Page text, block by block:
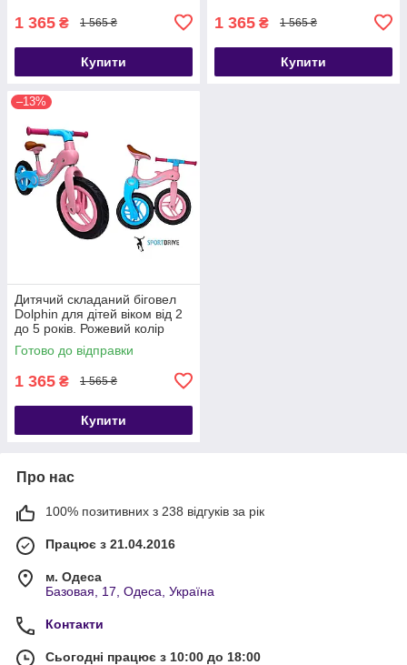
1 365 ₴ 1 565 ₴
Купити
1 365 ₴ 1 565 ₴
Купити
–13%
Дитячий складаний біговел
Dolphin для дітей віком від 2
до 5 років. Рожевий колір
Готово до відправки
1 365 ₴ 1 565 ₴
Купити
Про нас
100% позитивних з 238 відгуків за рік
Працює з 21.04.2016
м. Одеса
Базовая, 17, Одеса, Україна
Контакти
Сьогодні працює з 10:00 до 18:00